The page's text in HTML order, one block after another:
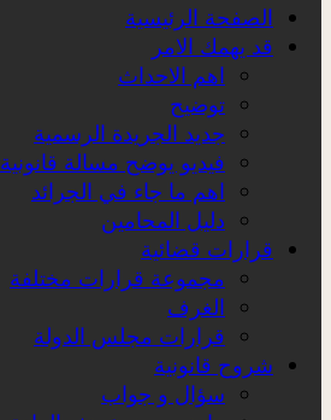
الصفحة الرئيسية
قد يهمك الامر
اهم الاحداث
توضيح
جديد الجريدة الرسمية
فيديو يوضح مسالة قانونية
اهم ما جاء في الجرائد
دليل المحامين
قرارات قضائية
مجموعة قرارات مختلفة
الغرف
قرارات مجلس الدولة
شروح قانونية
سؤال و جواب